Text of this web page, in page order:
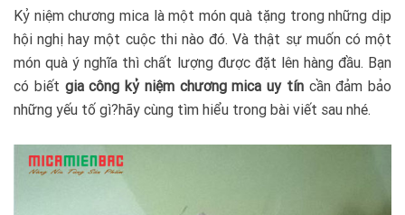
Kỷ niệm chương mica là một món quà tặng trong những dịp
hội nghị hay một cuộc thi nào đó. Và thật sự muốn có một
món quà ý nghĩa thì chất lượng được đặt lên hàng đầu. Bạn
có biết gia công kỷ niệm chương mica uy tíncần đảm bảo
những yếu tố gì?hãy cùng tìm hiểu trong bài viết sau nhé.